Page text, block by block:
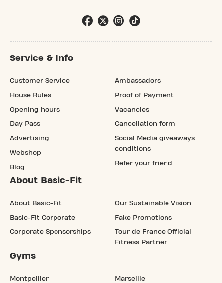
Service & Info
Customer Service
House Rules
Opening hours
Day Pass
Advertising
Webshop
Blog
Ambassadors
Proof of Payment
Vacancies
Cancellation form
Social Media giveaways
conditions
Refer your friend
About Basic-Fit
About Basic-Fit
Basic-Fit Corporate
Corporate Sponsorships
Our Sustainable Vision
Fake Promotions
Tour de France Official
Fitness Partner
Gyms
Montpellier Marseille